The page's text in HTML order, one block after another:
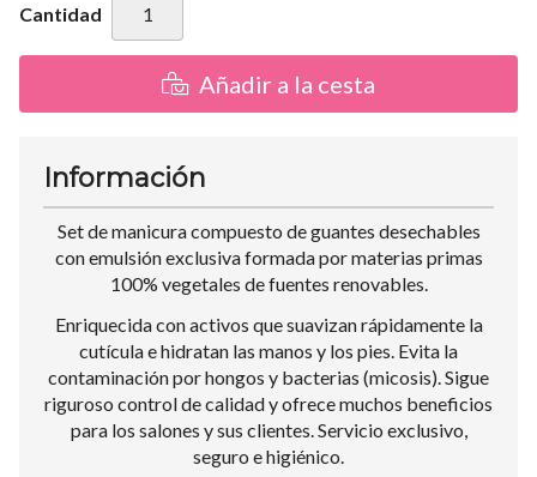
Cantidad
Añadir a la cesta
Información
Set de manicura compuesto de guantes desechables
con emulsión exclusiva formada por materias primas
100% vegetales de fuentes renovables.
Enriquecida con activos que suavizan rápidamente la
cutícula e hidratan las manos y los pies. Evita la
contaminación por hongos y bacterias (micosis). Sigue
riguroso control de calidad y ofrece muchos beneficios
para los salones y sus clientes. Servicio exclusivo,
seguro e higiénico.